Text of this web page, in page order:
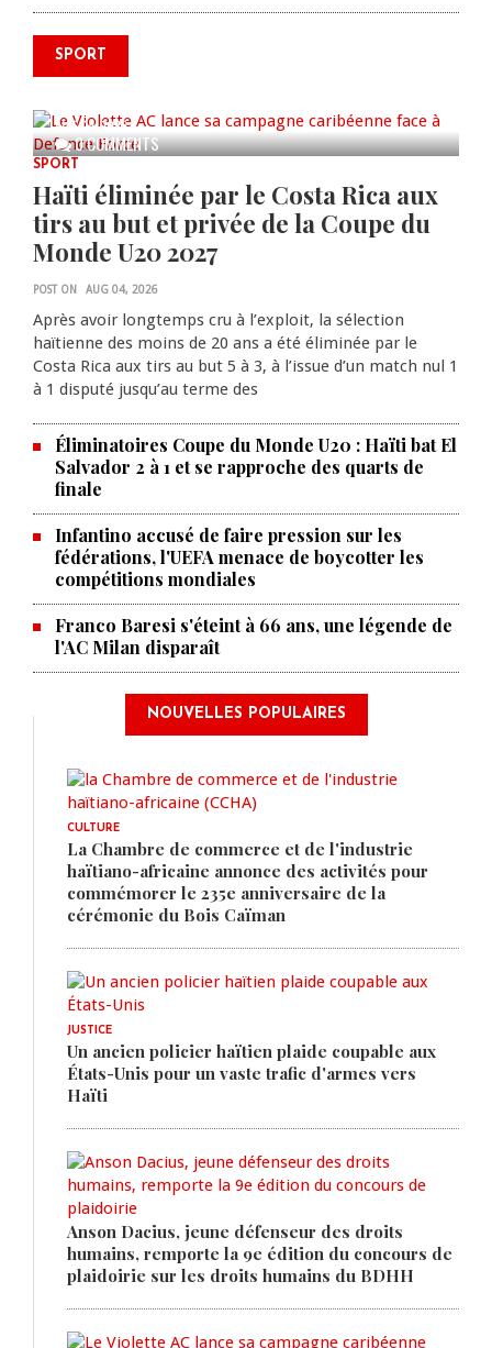
SPORT
0 COMMENTS
Le Violette AC lance sa campagne
AUG 04, 2026
SPORT
Haïti éliminée par le Costa Rica aux
tirs au but et privée de la Coupe du
Monde U20 2027
POST ON AUG 04, 2026
Après avoir longtemps cru à l’exploit, la sélection
haïtienne des moins de 20 ans a été éliminée par le
Costa Rica aux tirs au but 5 à 3, à l’issue d’un match nul 1
à 1 disputé jusqu’au terme des
Éliminatoires Coupe du Monde U20 : Haïti bat El
Salvador 2 à 1 et se rapproche des quarts de
finale
Infantino accusé de faire pression sur les
fédérations, l'UEFA menace de boycotter les
compétitions mondiales
Franco Baresi s'éteint à 66 ans, une légende de
l'AC Milan disparaît
NOUVELLES POPULAIRES
CULTURE
La Chambre de commerce et de l'industrie
haïtiano-africaine annonce des activités pour
commémorer le 235e anniversaire de la
cérémonie du Bois Caïman
JUSTICE
Un ancien policier haïtien plaide coupable aux
États-Unis pour un vaste trafic d'armes vers
Haïti
Anson Dacius, jeune défenseur des droits
humains, remporte la 9e édition du concours de
plaidoirie sur les droits humains du BDHH